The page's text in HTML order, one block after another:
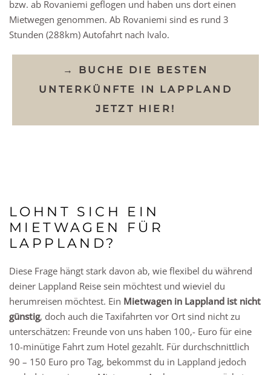
bzw. ab Rovaniemi geflogen und haben uns dort einen
Mietwegen genommen. Ab Rovaniemi sind es rund 3
Stunden (288km) Autofahrt nach Ivalo.
→ BUCHE DIE BESTEN
UNTERKÜNFTE IN LAPPLAND
JETZT HIER!
LOHNT SICH EIN
MIETWAGEN FÜR
LAPPLAND?
Diese Frage hängt stark davon ab, wie flexibel du während
deiner Lappland Reise sein möchtest und wieviel du
herumreisen möchtest. Ein Mietwagen in Lappland ist nicht
günstig, doch auch die Taxifahrten vor Ort sind nicht zu
unterschätzen: Freunde von uns haben 100,- Euro für eine
10-minütige Fahrt zum Hotel gezahlt. Für durchschnittlich
90 – 150 Euro pro Tag, bekommst du in Lappland jedoch